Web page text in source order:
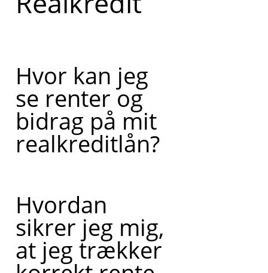
Hvor kan jeg
se renter og
bidrag på mit
realkreditlån?
Hvordan
sikrer jeg mig,
at jeg trækker